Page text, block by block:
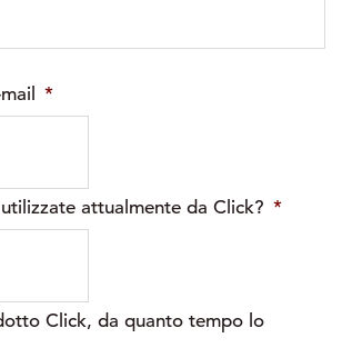
*
attualmente da Click? *
Click, da quanto tempo lo